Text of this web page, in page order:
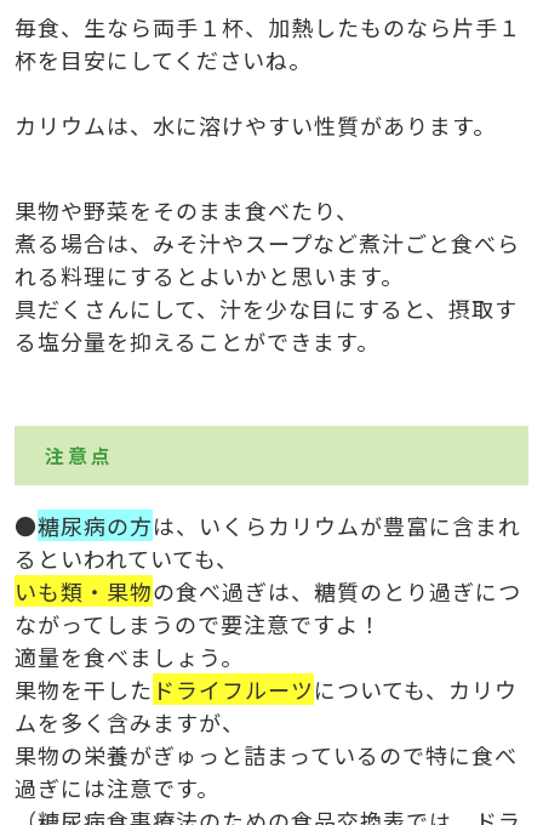
毎食、生なら両手１杯、加熱したものなら片手１
杯を目安にしてくださいね。
カリウムは、水に溶けやすい性質があります。
果物や野菜をそのまま食べたり、
煮る場合は、みそ汁やスープなど煮汁ごと食べら
れる料理にするとよいかと思います。
具だくさんにして、汁を少な目にすると、摂取す
る塩分量を抑えることができます。
注意点
●糖尿病の方は、いくらカリウムが豊富に含まれ
るといわれていても、
いも類 ・果物の食べ過ぎは、糖質のとり過ぎにつ
ながってしまうので要注意ですよ！
適量を食べましょう。
果物を干した ドライフルーツについても、カリウ
ムを多く含みますが、
果物の栄養がぎゅっと詰まっているので特に食べ
過ぎには注意です。